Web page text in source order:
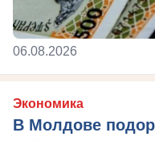
06.08.2026
Экономика
В Молдове